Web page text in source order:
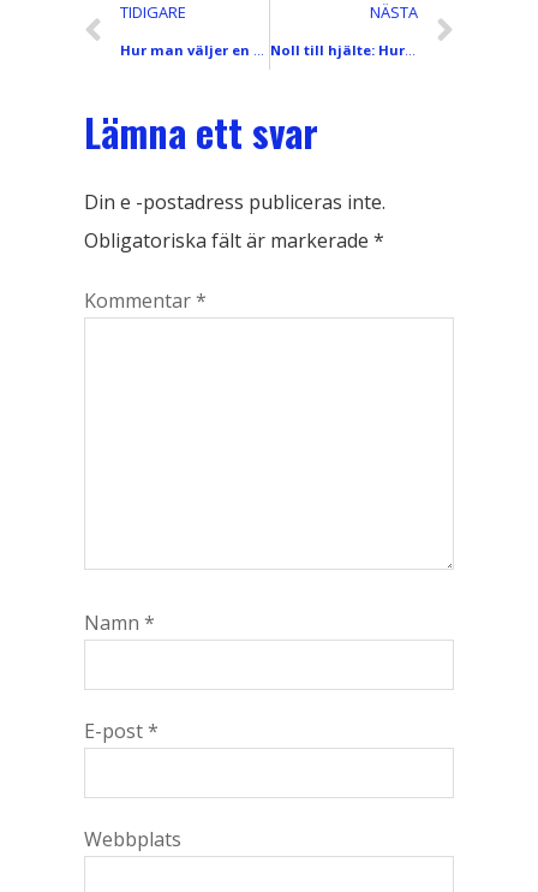
TIDIGARE
Hur man väljer en telefonskärm utan att bli lurad? Ultimat guide för nybörjare
NÄSTA
Noll till hjälte: Hur man byter ut en telefonskärm med noll erfarenhet (Uppsättning verktyg + Användningstips ingår)
Lämna ett svar
Din e -postadress publiceras inte.
Obligatoriska fält är markerade *
Kommentar*
Namn *
E-post*
Webbplats